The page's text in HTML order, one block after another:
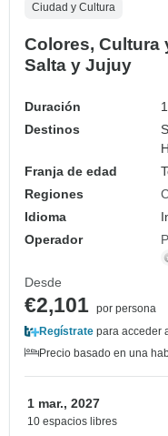
Ciudad y Cultura
Colores, Cultura
Salta y Jujuy
Duración
Destinos
Franja de edad
Regiones
Idioma
Operador
Desde
€2,101 por persona
Regístrate para acceder
Precio basado en una
1 mar., 2027
10 espacios libres